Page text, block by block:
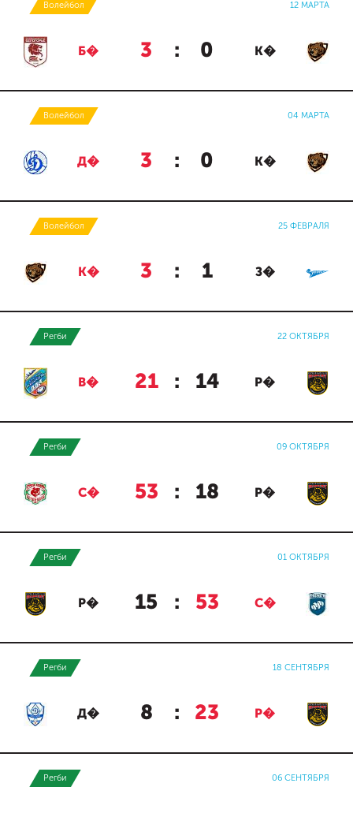
Волейбол 12 МАРТА
Б� 3 : 0 К�
Волейбол 04 МАРТА
Д� 3 : 0 К�
Волейбол 25 ФЕВРАЛЯ
К� 3 : 1 З�
Регби 22 ОКТЯБРЯ
В� 21 : 14 Р�
Регби 09 ОКТЯБРЯ
С� 53 : 18 Р�
Регби 01 ОКТЯБРЯ
Р� 15 : 53 С�
Регби 18 СЕНТЯБРЯ
Д� 8 : 23 Р�
Регби 06 СЕНТЯБРЯ